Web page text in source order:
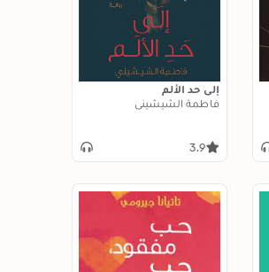
إلى حد الألم
فاطمة الشيشيني
3.9